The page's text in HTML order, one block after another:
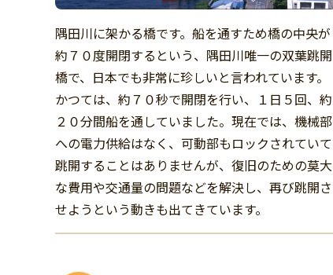
隅田川に架かる橋です。船を通すため橋の中央が
約７０度開閉するという、隅田川唯一の双葉跳開
橋で、日本でも非常に珍しいと言われています。
かつては、約７０秒で開閉を行い、１日５回、約
２０分間船を通していました。現在では、機械部
への電力供給はなく、可動部もロックされていて
跳開することはありませんが、復旧のための莫大
な費用や交通量の問題などを解決し、再び跳開さ
せようという動きも出てきています。